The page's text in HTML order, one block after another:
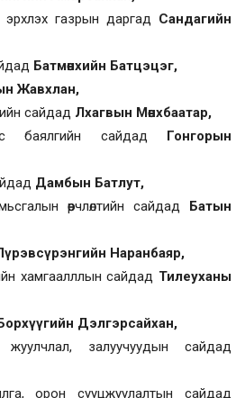
газрын даргад Сандагийн
Батмөнхийн Батцэцэг,
Жавхлан,
сайдад Лхагвын Мөнхбаатар,
баялгийн сайдад Гонгорын
Дамбын Батлут,
өөрчлөлтийн сайдад Батын
Наранбаяр,
хамгаалллын сайдад Тилеуханы
Дэлгэрсайхан,
залуучуудын сайдад
орон сууцжуулалтын сайдад